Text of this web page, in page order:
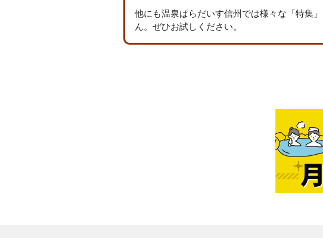
他にも温泉ぱらだいす信州では様々な 「特集」
ん。ぜひお試しください。